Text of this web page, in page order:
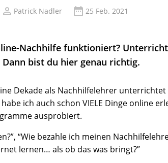
Patrick Nadler 25 Feb. 2021
Nachhilfe funktioniert?
bist du hier genau richtig.
Dekade als Nachhilfelehrer
ich auch schon VIELE Dinge online
ausprobiert.
“Wie bezahle ich meinen
lernen… als ob das was bringt?”